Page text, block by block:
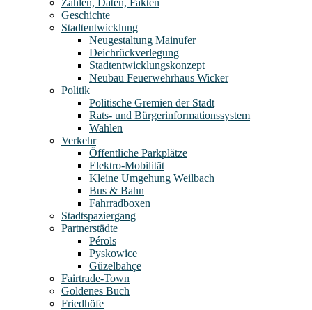
Geschichte
Stadtentwicklung
Neugestaltung Mainufer
Deichrückverlegung
Stadtentwicklungskonzept
Neubau Feuerwehrhaus Wicker
Politik
Politische Gremien der Stadt
Rats- und Bürgerinformationssystem
Wahlen
Verkehr
Öffentliche Parkplätze
Elektro-Mobilität
Kleine Umgehung Weilbach
Bus & Bahn
Fahrradboxen
Stadtspaziergang
Partnerstädte
Pérols
Pyskowice
Güzelbahçe
Fairtrade-Town
Goldenes Buch
Friedhöfe